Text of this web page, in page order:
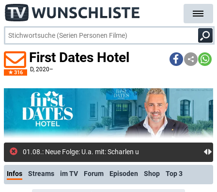
316
First Dates Hotel
D, 2020–
Infos Streams im TV Forum Episoden Shop Top 3